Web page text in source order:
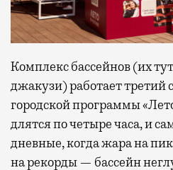
Комплекс бассейнов (их
джакузи) работает третий
городской программы
длятся по четыре часа, и
дневные, когда жара на
на рекорды — бассейн